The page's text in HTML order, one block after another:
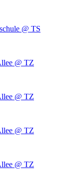
@ TS
@ TZ
@ TZ
@ TZ
@ TZ